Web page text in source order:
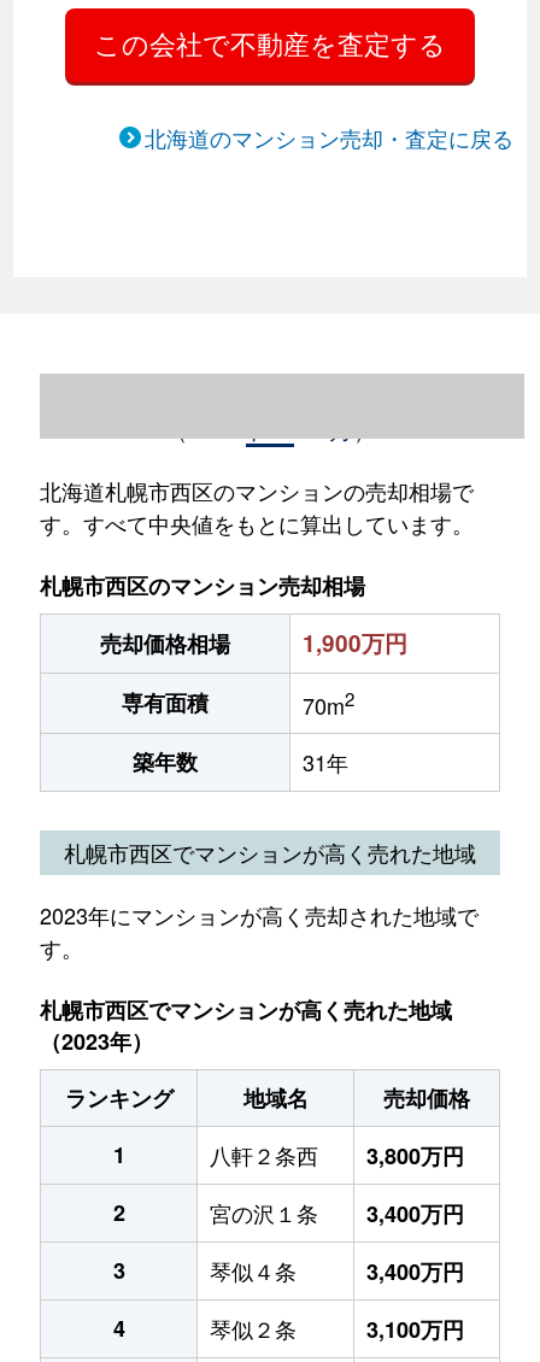
北海道のマンション売却・査定に戻る
北海道札幌市西区のマンションの売却相場で
す。すべて中央値をもとに算出しています。
札幌市西区のマンション売却相場
売却価格相場
1,900万円
専有面積 70m2
築年数 31年
札幌市西区でマンションが高く売れた地域
2023年にマンションが高く売却された地域で
す。
札幌市西区でマンションが高く売れた地域
（2023年）
ランキング
地域名
売却価格
1
八軒２条西
3,800万円
2
宮の沢１条
3,400万円
3
琴似４条
3,400万円
4
琴似２条
3,100万円